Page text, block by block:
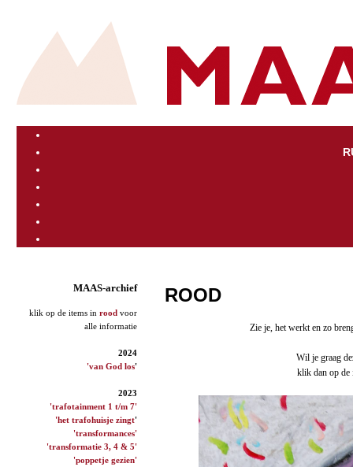
MAAS-archief
klik op de items in rood voor
alle informatie
2024
'van God los'
2023
'trafotainment 1 t/m 7'
'het trafohuisje zingt'
'transformances'
'transformatie 3, 4 & 5'
'poppetje gezien'
ROOD
Zie je, het werkt en zo
Wil je graag
klik dan op de